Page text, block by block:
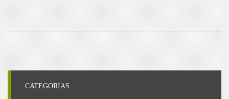
CATEGORIAS